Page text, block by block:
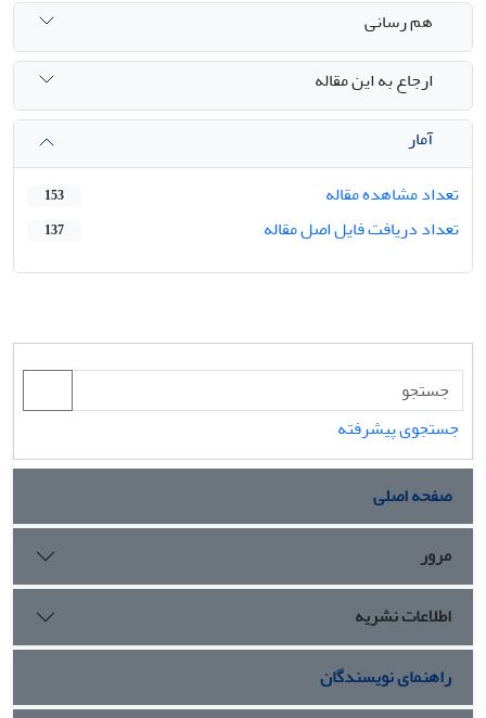
هم رسانی
ارجاع به این مقاله
آمار
تعداد مشاهده مقاله
153
تعداد دریافت فایل اصل مقاله 137
جستجوی پیشرفته
صفحه اصلی
مرور
اطلاعات نشریه
راهنمای نویسندگان